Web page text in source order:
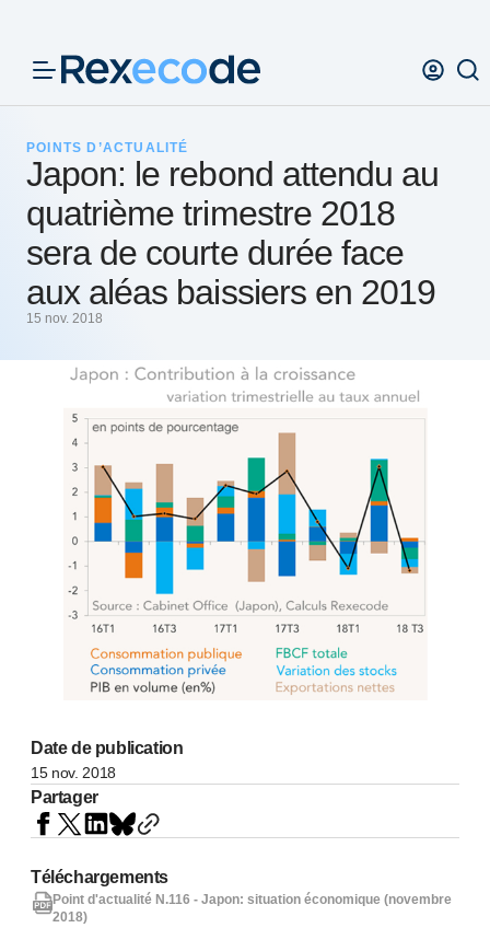
POINTS D’ACTUALITÉ
Japon: le rebond attendu au
quatrième trimestre 2018
sera de courte durée face
aux aléas baissiers en 2019
15 nov. 2018
Date de publication
15 nov. 2018
Partager
Téléchargements
Point d'actualité N.116 - Japon: situation économique (novembre
2018)